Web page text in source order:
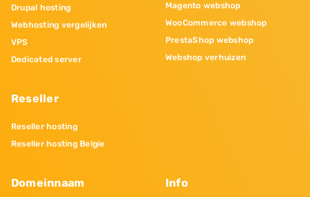
Drupal hosting
Webhosting vergelijken
VPS
Dedicated server
Reseller
Reseller hosting
Reseller hosting Belgie
Magento webshop
WooCommerce webshop
PrestaShop webshop
Webshop verhuizen
Domeinnaam Info